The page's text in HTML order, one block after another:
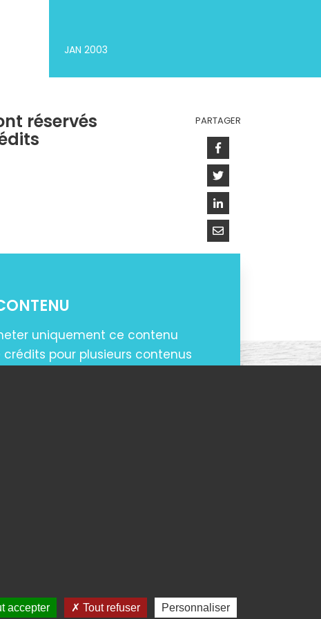
JAN 2003
PARTAGER
Facebook
Twitter
Linkedin
Courriel
réservés
uniquement ce contenu
pour plusieurs contenus
accepter Tout refuser Personnaliser